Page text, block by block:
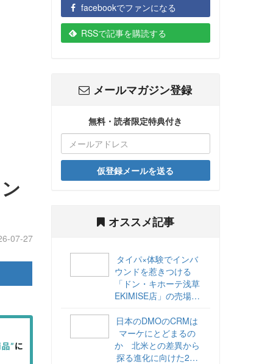
07-27
facebookでファンになる
RSSで記事を購読する
メールマガジン登録
無料・読者限定特典付き
仮登録メールを送る
オススメ記事
タイパ×体験でインバ
ウンドを惹きつける
「ドン・キホーテ浅草
EKIMISE店」の売場づ
日本のDMOのCRMは
マーケにとどまるの
か 北米との差異から
探る進化に向けた2ス